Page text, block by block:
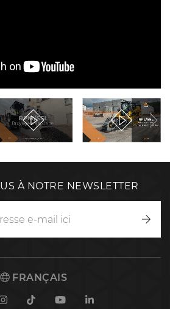
À NOTRE NEWSLETTER
FRANÇAIS
Instagram
TikTokYoutubeLinkedin